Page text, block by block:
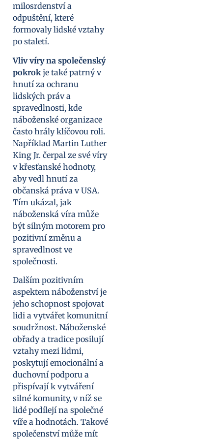
milosrdenství a
odpuštění, které
formovaly lidské vztahy
po staletí.
Vliv víry na společenský
pokrok je také patrný v
hnutí za ochranu
lidských práv a
spravedlnosti, kde
náboženské organizace
často hrály klíčovou roli.
Například Martin Luther
King Jr. čerpal ze své víry
v křesťanské hodnoty,
aby vedl hnutí za
občanská práva v USA.
Tím ukázal, jak
náboženská víra může
být silným motorem pro
pozitivní změnu a
spravedlnost ve
společnosti.
Dalším pozitivním
aspektem náboženství je
jeho schopnost spojovat
lidi a vytvářet komunitní
soudržnost. Náboženské
obřady a tradice posilují
vztahy mezi lidmi,
poskytují emocionální a
duchovní podporu a
přispívají k vytváření
silné komunity, v níž se
lidé podílejí na společné
víře a hodnotách. Takové
společenství může mít